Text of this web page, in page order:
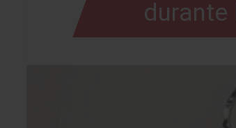
durante